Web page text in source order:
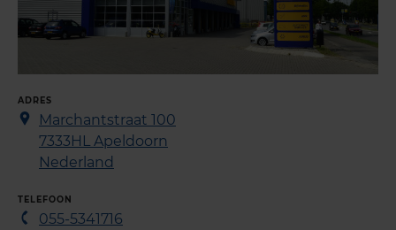
ADRES
Marchantstraat 100
7333HL Apeldoorn
Nederland
TELEFOON
055-5341716